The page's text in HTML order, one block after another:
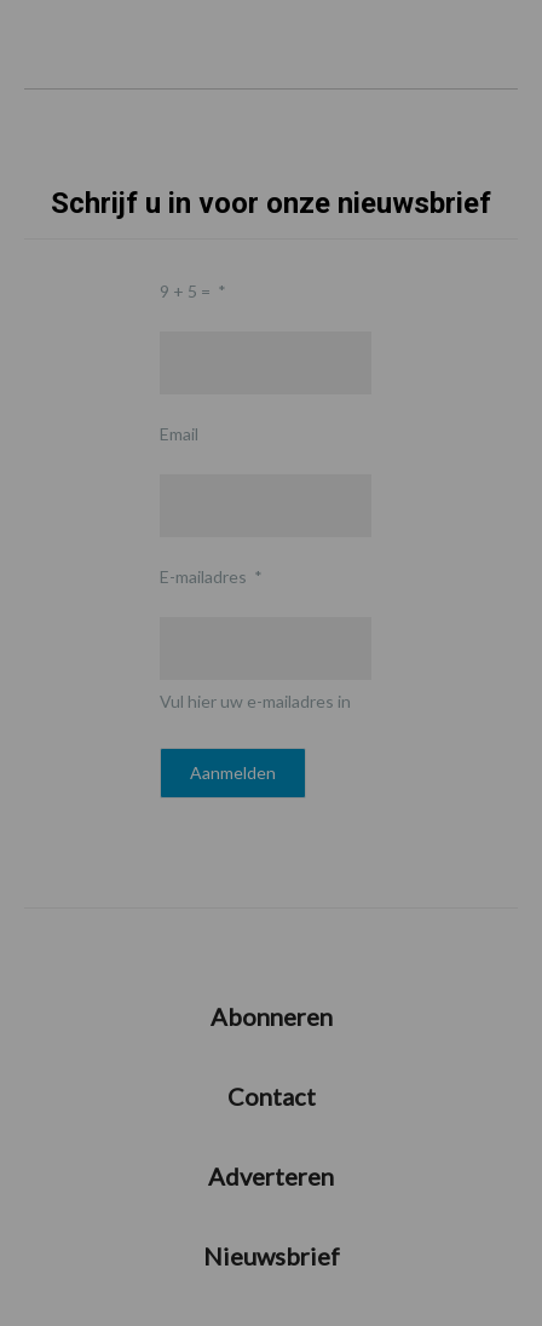
Schrijf u in voor onze nieuwsbrief
9 + 5 = *
Email
E-mailadres *
Vul hier uw e-mailadres in
Abonneren
Contact
Adverteren
Nieuwsbrief